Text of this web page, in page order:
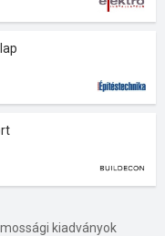
kiadványok